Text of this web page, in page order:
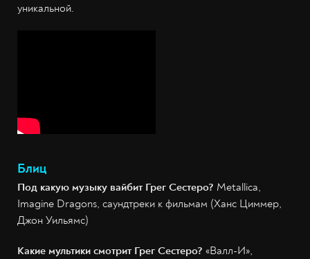
уникальной.
Блиц
Под какую музыку вайбит Грег Сестеро? Metallica,
Imagine Dragons, саундтреки к фильмам (Ханс Циммер,
Джон Уильямс)
Какие мультики смотрит Грег Сестеро? «Валл-И»,